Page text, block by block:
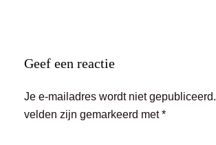
Geef een reactie
Je e-mailadres wordt niet gepubliceerd.
velden zijn gemarkeerd met*